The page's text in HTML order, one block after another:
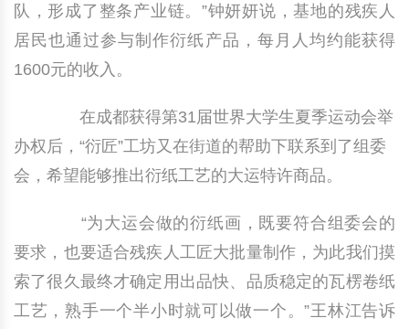
队，形成了整条产业链。”钟妍妍说，基地的残疾人
居民也通过参与制作衍纸产品，每月人均约能获得
1600元的收入。
在成都获得第31届世界大学生夏季运动会举
办权后，“衍匠”工坊又在街道的帮助下联系到了组委
会，希望能够推出衍纸工艺的大运特许商品。
“为大运会做的衍纸画，既要符合组委会的
要求，也要适合残疾人工匠大批量制作，为此我们摸
索了很久最终才确定用出品快、品质稳定的瓦楞卷纸
工艺，熟手一个半小时就可以做一个。”王林江告诉